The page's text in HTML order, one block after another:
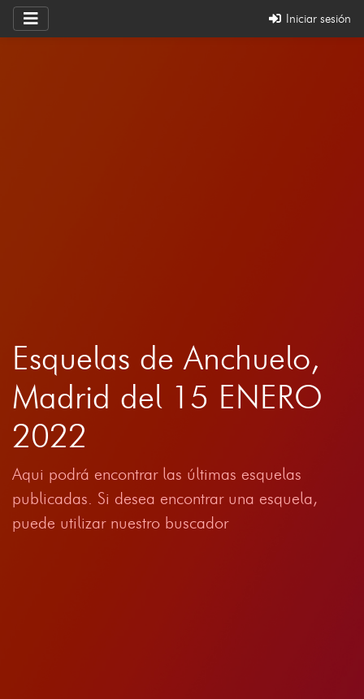
Iniciar sesión
Esquelas de Anchuelo,
Madrid del 15 ENERO
2022
Aqui podrá encontrar las últimas esquelas
publicadas. Si desea encontrar una esquela,
puede utilizar nuestro buscador